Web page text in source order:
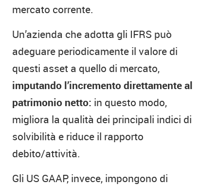
mercato corrente.
Un’azienda che adotta gli IFRS può
adeguare periodicamente il valore di
questi asset a quello di mercato,
imputando l’incremento direttamente al
patrimonio netto: in questo modo,
migliora la qualità dei principali indici di
solvibilità e riduce il rapporto
debito/attività.
Gli US GAAP, invece, impongono di